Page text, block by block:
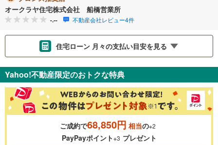
オークラヤ住宅株式会社 船橋営業所
-.-- 不動産会社レビュー4件
住宅ローン 月々の支払い目安を見る
金利 ％
0.01%
Yahoo!不動産限定のおトクな特典
ご成約で68,850円 相当の※2
PayPayポイント※3 プレゼント